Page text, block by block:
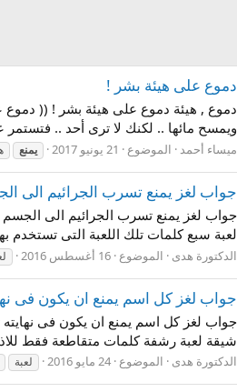
دموع على هيئة بشر !
دموع , هيئة دموع على هيئة بشر ! ((
ويمسح مائها .. لكنك لا ترى أحد ..
ميساء أحمد الموضوع 21 يونيو 2017 يمنع
جواب لغز يمنع تسرب الجرائيم الى الجسم من لعبة
لعبة سبع كلمات تلك اللعبة التى تستخدم
الدكتورة هدى الموضوع 16 أغسطس 2016
جواب لغز كل اسم يمنع ان يكون فى
شيقة لعبة رشفة كلمات متقاطعة فقط
الدكتورة هدى الموضوع 24 مايو 2016 لعبة